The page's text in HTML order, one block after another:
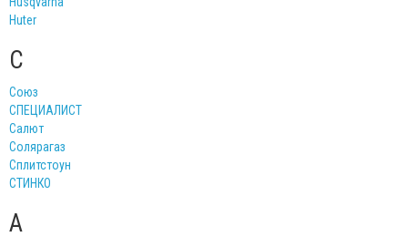
Huter
С
Союз
СПЕЦИАЛИСТ
Салют
Солярагаз
Сплитстоун
СТИНКО
A